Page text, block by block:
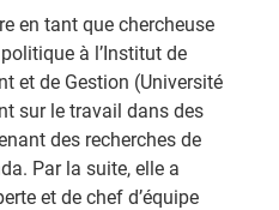
en tant que chercheuse
à l’Institut de
et de Gestion (Université
sur le travail dans des
des recherches de
Par la suite, elle a
et de chef d’équipe